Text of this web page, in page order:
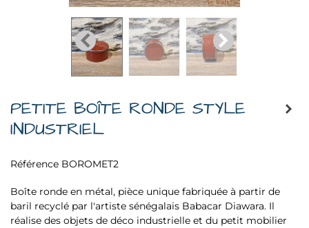
PETITE BOÎTE RONDE STYLE
INDUSTRIEL
Référence BOROMET2
Boîte ronde en métal, pièce unique fabriquée à partir de
baril recyclé par l'artiste sénégalais Babacar Diawara. Il
réalise des objets de déco industrielle et du petit mobilier